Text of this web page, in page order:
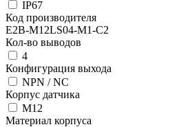
IP67
Код производителя
E2B-M12LS04-M1-C2
Кол-во выводов
4
Конфигурация выхода
NPN / NC
Корпус датчика
М12
Материал корпуса